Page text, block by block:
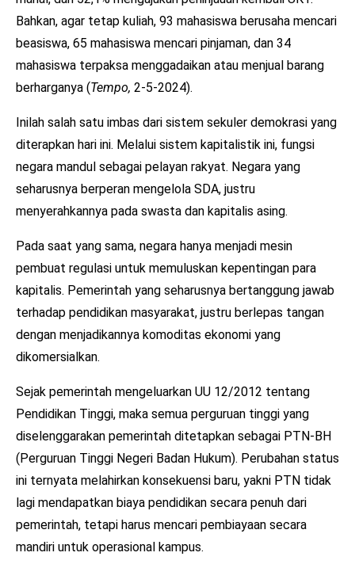
Bahkan, agar tetap kuliah, 93 mahasiswa berusaha mencari
beasiswa, 65 mahasiswa mencari pinjaman, dan 34
mahasiswa terpaksa menggadaikan atau menjual barang
berharganya (Tempo, 2-5-2024).
Inilah salah satu imbas dari sistem sekuler demokrasi yang
diterapkan hari ini. Melalui sistem kapitalistik ini, fungsi
negara mandul sebagai pelayan rakyat. Negara yang
seharusnya berperan mengelola SDA, justru
menyerahkannya pada swasta dan kapitalis asing.
Pada saat yang sama, negara hanya menjadi mesin
pembuat regulasi untuk memuluskan kepentingan para
kapitalis. Pemerintah yang seharusnya bertanggung jawab
terhadap pendidikan masyarakat, justru berlepas tangan
dengan menjadikannya komoditas ekonomi yang
dikomersialkan.
Sejak pemerintah mengeluarkan UU 12/2012 tentang
Pendidikan Tinggi, maka semua perguruan tinggi yang
diselenggarakan pemerintah ditetapkan sebagai PTN-BH
(Perguruan Tinggi Negeri Badan Hukum). Perubahan status
ini ternyata melahirkan konsekuensi baru, yakni PTN tidak
lagi mendapatkan biaya pendidikan secara penuh dari
pemerintah, tetapi harus mencari pembiayaan secara
mandiri untuk operasional kampus.